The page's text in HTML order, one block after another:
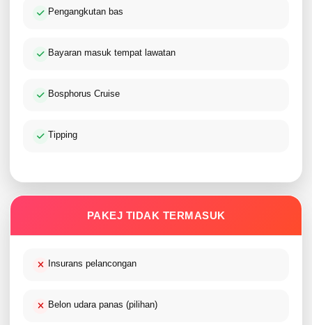
Pengangkutan bas
Bayaran masuk tempat lawatan
Bosphorus Cruise
Tipping
PAKEJ TIDAK TERMASUK
Insurans pelancongan
Belon udara panas (pilihan)